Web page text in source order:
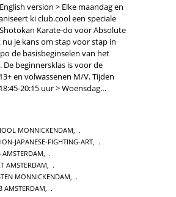
version > Elke maandag en
ki club.cool een speciale
Karate-do voor Absolute
nu je kans om stap voor stap in
de basisbeginselen van het
De beginnersklas is voor de
en volwassenen M/V. Tijden
20:15 uur > Woensdag…
MONNICKENDAM
JAPANESE-FIGHTING-ART
AMSTERDAM
AMSTERDAM
MONNICKENDAM
AMSTERDAM,